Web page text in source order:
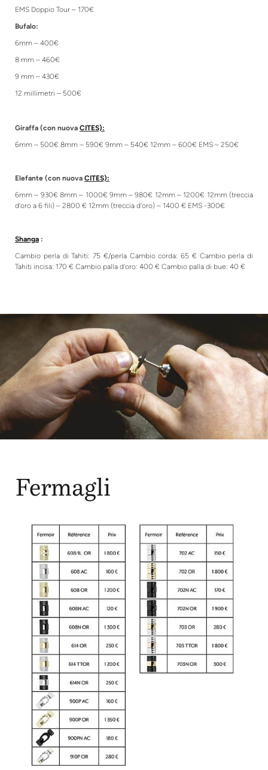
EMS Doppio Tour – 170€
Bufalo:
6mm – 400€
8 mm – 460€
9 mm – 430€
12 millimetri – 500€
Giraffa (con nuova CITES):
6mm – 500€ 8mm – 590€ 9mm – 540€ 12mm – 600€ EMS – 250€
Elefante (con nuova CITES):
6mm – 930€ 8mm – 1000€ 9mm – 980€ 12mm – 1200€ 12mm (treccia
d’oro a 6 fili) – 2800 € 12mm (treccia d’oro) – 1400 € EMS -300€
Shanga :
Cambio perla di Tahiti: 75 €/perla Cambio corda: 65 € Cambio perla di
Tahiti incisa: 170 € Cambio palla d’oro: 400 € Cambio palla di bue: 40 €
Fermagli